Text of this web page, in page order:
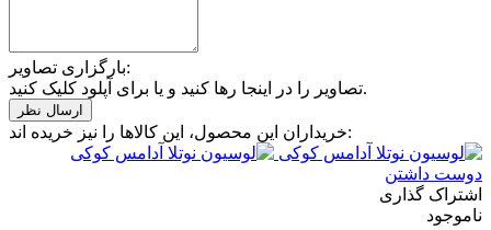
بارگزاری تصاویر:
تصاویر را در اینجا رها کنید و یا برای آپلود کلیک کنید.
خریداران این محصول، این کالاها را نیز خریده اند:
دوست داشتن
اشتراک گذاری
ناموجود